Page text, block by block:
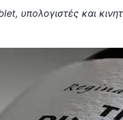
υπολογιστές και